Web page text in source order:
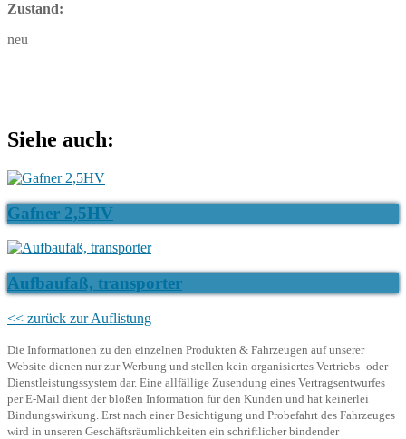
Zustand:
neu
Siehe auch:
Gafner 2,5HV
Aufbaufaß, transporter
<< zurück zur Auflistung
Die Informationen zu den einzelnen Produkten & Fahrzeugen auf unserer
Website dienen nur zur Werbung und stellen kein organisiertes Vertriebs- oder
Dienstleistungssystem dar. Eine allfällige Zusendung eines Vertragsentwurfes
per E-Mail dient der bloßen Information für den Kunden und hat keinerlei
Bindungswirkung. Erst nach einer Besichtigung und Probefahrt des Fahrzeuges
wird in unseren Geschäftsräumlichkeiten ein schriftlicher bindender